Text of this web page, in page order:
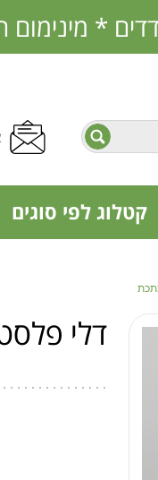
פתח
350 ש"ח * הזמנות
חיפוש
קטלוג לפי סוגים
דלי פלסטיק 25 ליטר + מכסה